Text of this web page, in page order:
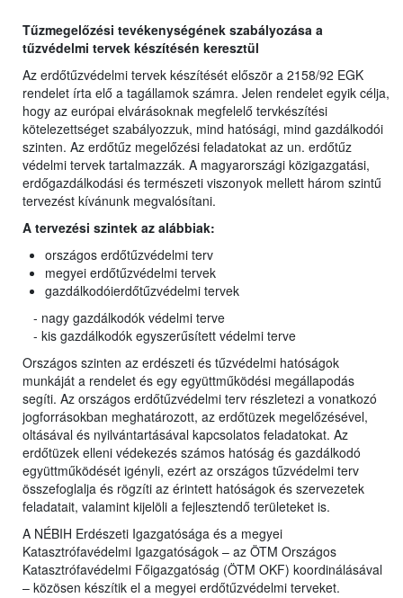
Tűzmegelőzési tevékenységének szabályozása a
tűzvédelmi tervek készítésén keresztül
Az erdőtűzvédelmi tervek készítését először a 2158/92 EGK
rendelet írta elő a tagállamok számra. Jelen rendelet egyik célja,
hogy az európai elvárásoknak megfelelő tervkészítési
kötelezettséget szabályozzuk, mind hatósági, mind gazdálkodói
szinten. Az erdőtűz megelőzési feladatokat az un. erdőtűz
védelmi tervek tartalmazzák. A magyarországi közigazgatási,
erdőgazdálkodási és természeti viszonyok mellett három szintű
tervezést kívánunk megvalósítani.
A tervezési szintek az alábbiak:
országos erdőtűzvédelmi terv
megyei erdőtűzvédelmi tervek
gazdálkodóierdőtűzvédelmi tervek
- nagy gazdálkodók védelmi terve
- kis gazdálkodók egyszerűsített védelmi terve
Országos szinten az erdészeti és tűzvédelmi hatóságok
munkáját a rendelet és egy együttműködési megállapodás
segíti. Az országos erdőtűzvédelmi terv részletezi a vonatkozó
jogforrásokban meghatározott, az erdőtüzek megelőzésével,
oltásával és nyilvántartásával kapcsolatos feladatokat. Az
erdőtüzek elleni védekezés számos hatóság és gazdálkodó
együttműködését igényli, ezért az országos tűzvédelmi terv
összefoglalja és rögzíti az érintett hatóságok és szervezetek
feladatait, valamint kijelöli a fejlesztendő területeket is.
A NÉBIH Erdészeti Igazgatósága és a megyei
Katasztrófavédelmi Igazgatóságok – az ÖTM Országos
Katasztrófavédelmi Főigazgatóság (ÖTM OKF) koordinálásával
– közösen készítik el a megyei erdőtűzvédelmi terveket.